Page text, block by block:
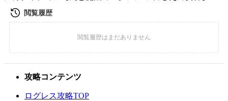
攻略コンテンツ
ログレス攻略TOP